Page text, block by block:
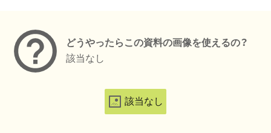
どうやったらこの資料の画像を使えるの？
該当なし
該当なし